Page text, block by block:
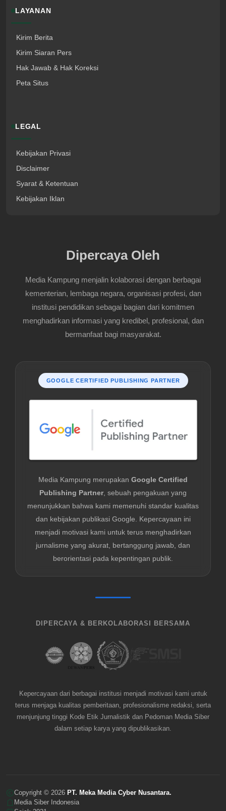
LAYANAN
Kirim Berita
Kirim Siaran Pers
Hak Jawab & Hak Koreksi
Peta Situs
LEGAL
Kebijakan Privasi
Disclaimer
Syarat & Ketentuan
Kebijakan Iklan
Dipercaya Oleh
Media Kampung menjalin kolaborasi dengan berbagai
kementerian, lembaga negara, organisasi profesi, dan
institusi pendidikan sebagai bagian dari komitmen
menghadirkan informasi yang kredibel, profesional, dan
bermanfaat bagi masyarakat.
GOOGLE CERTIFIED PUBLISHING PARTNER
Media Kampung merupakan Google Certified
Publishing Partner, sebuah pengakuan yang
menunjukkan bahwa kami memenuhi standar kualitas
dan kebijakan publikasi Google. Kepercayaan ini
menjadi motivasi kami untuk terus menghadirkan
jurnalisme yang akurat, bertanggung jawab, dan
berorientasi pada kepentingan publik.
DIPERCAYA & BERKOLABORASI BERSAMA
Kepercayaan dari berbagai institusi menjadi motivasi kami untuk
terus menjaga kualitas pemberitaan, profesionalisme redaksi, serta
menjunjung tinggi Kode Etik Jurnalistik dan Pedoman Media Siber
dalam setiap karya yang dipublikasikan.
Copyright © 2026 PT. Meka Media Cyber Nusantara.
Media Siber Indonesia